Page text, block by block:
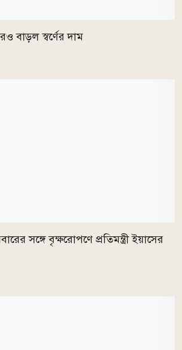
বাড়ল স্বর্ণের দাম
সঙ্গে বৃক্ষরোপণে প্রতিমন্ত্রী ইয়াসের